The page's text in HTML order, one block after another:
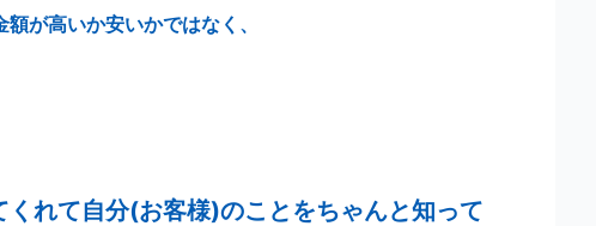
額が高いか安いかではなく、
れて自分(お客様)のことをちゃんと知って